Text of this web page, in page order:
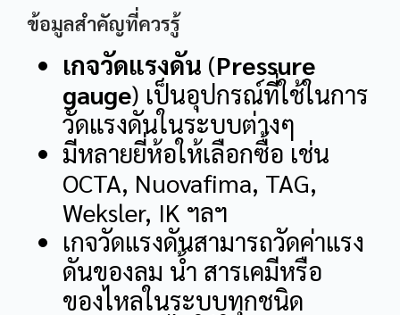
ข้อมูลสำคัญที่ควรรู้
เกจวัดแรงดัน (Pressure
gauge) เป็นอุปกรณ์ที่ใช้ในการ
วัดแรงดันในระบบต่างๆ
มีหลายยี่ห้อให้เลือกซื้อ เช่น
OCTA, Nuovafima, TAG,
Weksler, IK ฯลฯ
เกจวัดแรงดันสามารถวัดค่าแรง
ดันของลม น้ำ สารเคมีหรือ
ของไหลในระบบทุกชนิด